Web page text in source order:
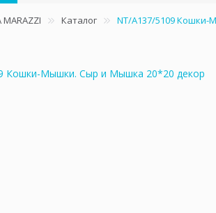
Каталог NT/A137/5109